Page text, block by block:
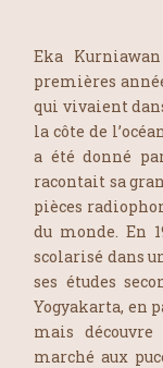
Eka
premières
qui vivaient
la côte de
a été donné
racontait sa
pièces
du monde. En
scolarisé dans
ses études
Yogyakarta, en
mais
marché aux